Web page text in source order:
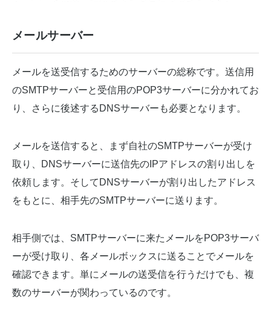
メールサーバー
メールを送受信するためのサーバーの総称です。送信用
のSMTPサーバーと受信用のPOP3サーバーに分かれてお
り、さらに後述するDNSサーバーも必要となります。
メールを送信すると、まず自社のSMTPサーバーが受け
取り、DNSサーバーに送信先のIPアドレスの割り出しを
依頼します。そしてDNSサーバーが割り出したアドレス
をもとに、相手先のSMTPサーバーに送ります。
相手側では、SMTPサーバーに来たメールをPOP3サーバ
ーが受け取り、各メールボックスに送ることでメールを
確認できます。単にメールの送受信を行うだけでも、複
数のサーバーが関わっているのです。